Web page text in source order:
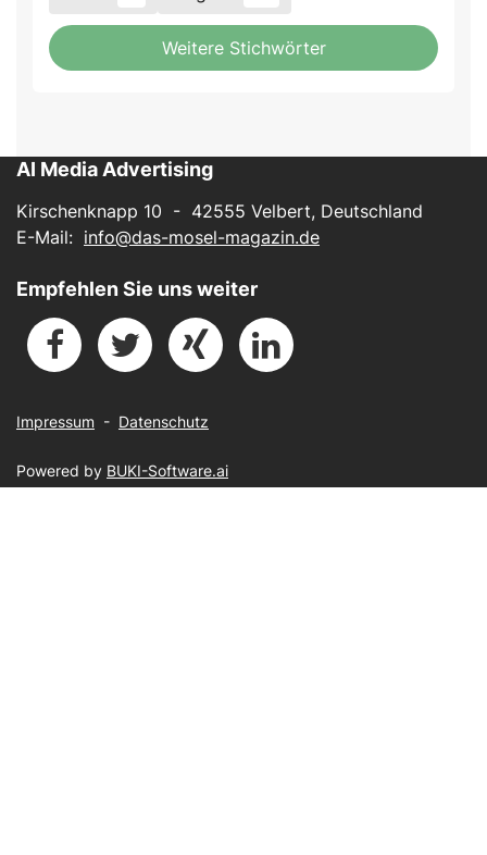
Weitere Stichwörter
AI Media Advertising
Kirschenknapp 10 - 42555 Velbert, Deutschland
E-Mail: info@das-mosel-magazin.de
Empfehlen Sie uns weiter
Impressum - Datenschutz
Powered by BUKI-Software.ai